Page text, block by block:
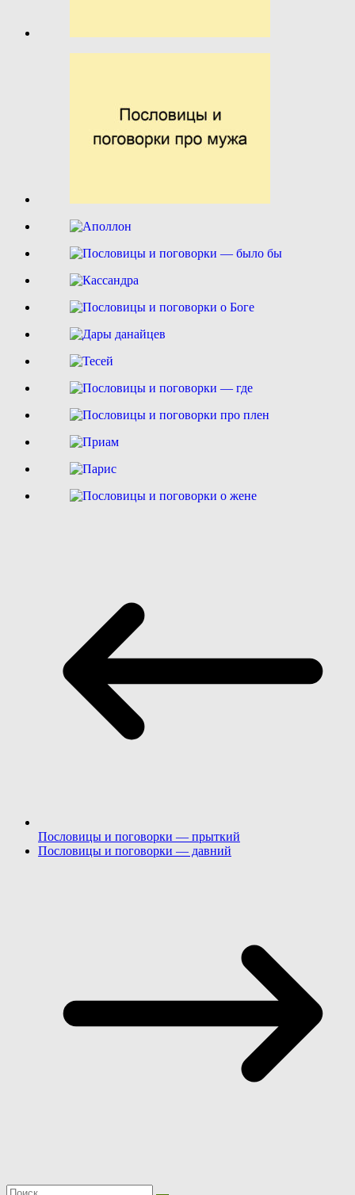
Пословицы и поговорки — прыткий
Пословицы и поговорки — давний